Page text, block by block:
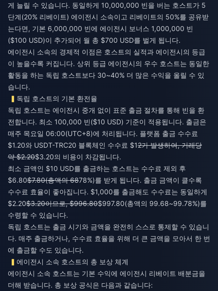
게 늘릴 수 있습니다. 동일하게 10,000,000 빈을 버는 호스트가 5
단계(20% 리베이트) 에이전시 소속이고 리베이트의 50%를 공유받
는다면, 기본 6,000,000 빈에 에이전시 보너스 1,000,000 빈
($100 USD)이 추가되어 월 총 $700 USD를 벌게 됩니다.
에이전시 소속의 경제적 이점은 호스트의 실적과 에이전시의 등급
이 높을수록 커집니다. 상위 등급 에이전시의 우수 호스트는 동일한
활동을 하는 독립 호스트보다 30~40% 더 많은 수익을 올릴 수 있
습니다.
독립 호스트의 기본 환전율
독립 호스트는 에이전시 중개 없이 표준 출금 절차를 통해 빈을 환
전합니다. 최소 100,000 빈($10 USD) 기준이 적용됩니다. 출금은
매주 목요일 06:00(UTC+8)에 처리됩니다. 플랫폼 출금 수수료
$1.20와 USDT-TRC20 블록체인 수수료 $12가 발생하여, 거래당
약 $2.20$3.20의 비용이 차감됩니다.
최소 금액인 $10 USD를 출금하는 호스트는 수수료 제외 후
$6.80$7.80(총액의 6878%)를 받게 됩니다. 출금 금액이 클수록
수수료 효율이 좋아집니다. $1,000를 출금해도 수수료는 동일하게
$2.20$3.20이므로, $996.80$997.80(총액의 99.68~99.78%)를
수령할 수 있습니다.
독립 호스트는 출금 시기와 금액을 완전히 스스로 통제할 수 있습니
다. 매주 출금하거나, 수수료 효율을 위해 더 큰 금액을 모아서 한 번
에 출금할 수도 있습니다.
에이전시 소속 호스트의 총 보상 체계
에이전시 소속 호스트는 기본 수익에 에이전시 리베이트 배분금을
더해 받습니다. 총 보상 공식은 다음과 같습니다: